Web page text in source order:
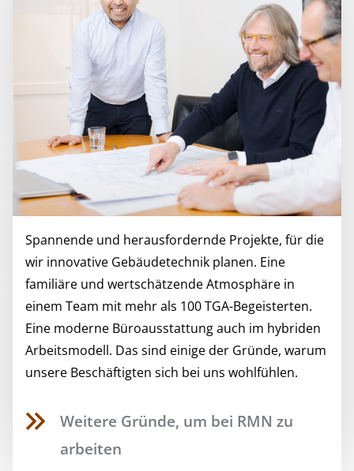
Spannende und herausfordernde Projekte, für die
wir innovative Gebäudetechnik planen. Eine
familiäre und wertschätzende Atmosphäre in
einem Team mit mehr als 100 TGA-Begeisterten.
Eine moderne Büroausstattung auch im hybriden
Arbeitsmodell. Das sind einige der Gründe, warum
unsere Beschäftigten sich bei uns wohlfühlen.
Weitere Gründe, um bei RMN zu
arbeiten